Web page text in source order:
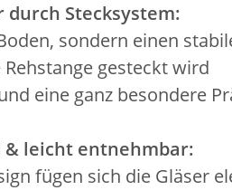
durch Stecksystem:
sondern einen
gesteckt wird
eine ganz besondere
& leicht entnehmbar:
fügen sich die Gläser